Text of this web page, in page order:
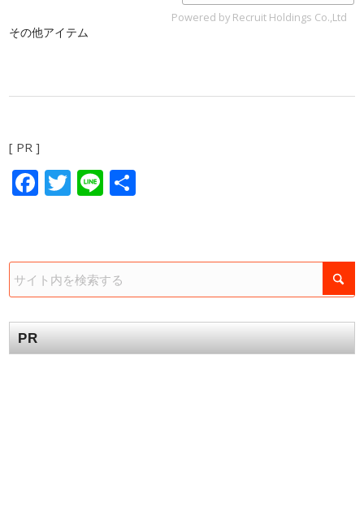
Powered by Recruit Holdings Co.,Ltd
その他アイテム
[ PR ]
Facebook
Twitter
Line
PR